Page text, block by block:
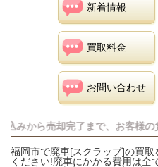
新着情報
買取料金
お問い合わせ
まで、お客様の負担にならな
福岡市で廃車[スクラップ]の買
ください!廃車にかかる費用は全